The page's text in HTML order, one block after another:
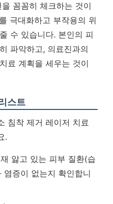
꼼꼼히 체크하는 것이
극대화하고 부작용의 위
수 있습니다. 본인의 피
파악하고, 의료진과의
료 계획을 세우는 것이
스트
침착 제거 레이저 치료
.
앓고 있는 피부 질환(습
염증이 없는지 확인합니